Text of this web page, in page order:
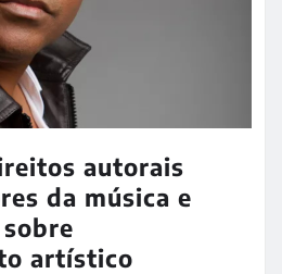
autorais
da música e
artístico